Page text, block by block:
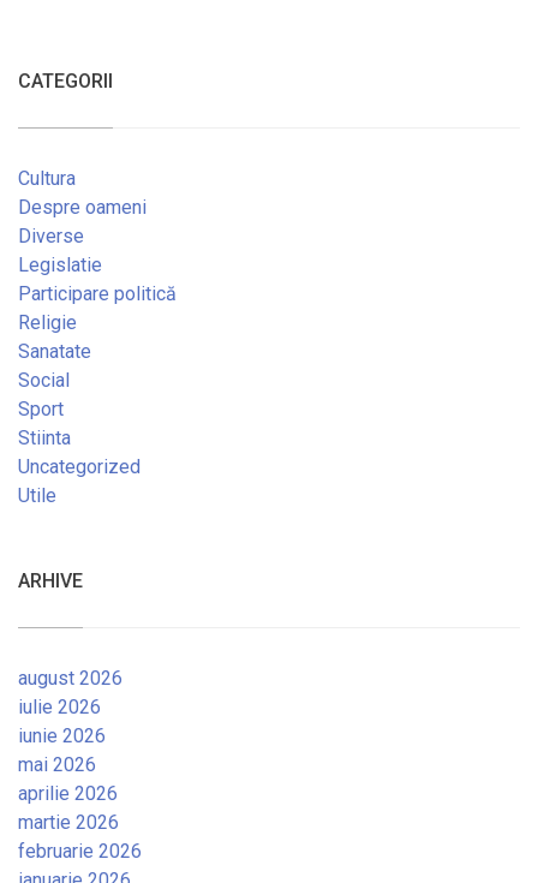
CATEGORII
Cultura
Despre oameni
Diverse
Legislatie
Participare politică
Religie
Sanatate
Social
Sport
Stiinta
Uncategorized
Utile
ARHIVE
august 2026
iulie 2026
iunie 2026
mai 2026
aprilie 2026
martie 2026
februarie 2026